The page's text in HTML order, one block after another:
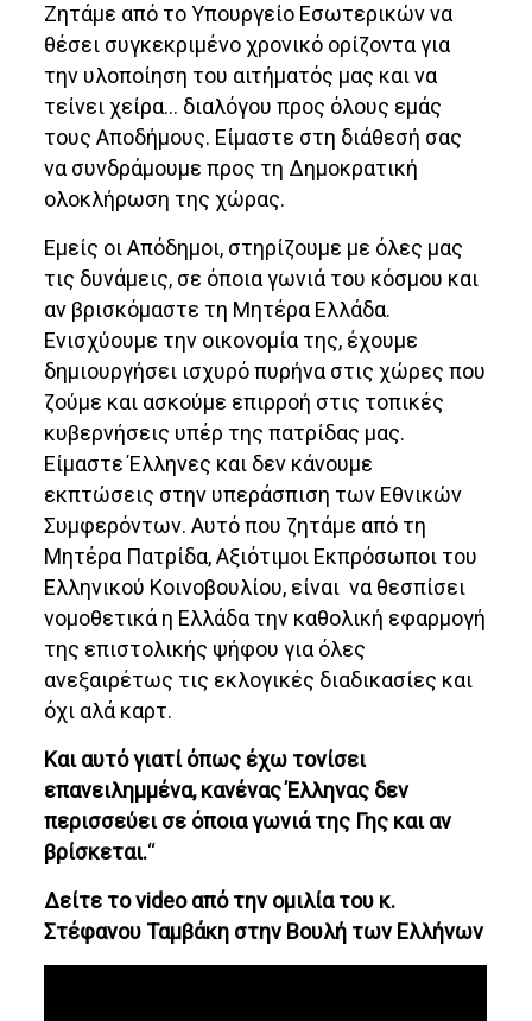
Ζητάμε από το Υπουργείο Εσωτερικών να
θέσει συγκεκριμένο χρονικό ορίζοντα για
την υλοποίηση του αιτήματός μας και να
τείνει χείρα… διαλόγου προς όλους εμάς
τους Αποδήμους. Είμαστε στη διάθεσή σας
να συνδράμουμε προς τη Δημοκρατική
ολοκλήρωση της χώρας.
Εμείς οι Απόδημοι, στηρίζουμε με όλες μας
τις δυνάμεις, σε όποια γωνιά του κόσμου και
αν βρισκόμαστε τη Μητέρα Ελλάδα.
Ενισχύουμε την οικονομία της, έχουμε
δημιουργήσει ισχυρό πυρήνα στις χώρες που
ζούμε και ασκούμε επιρροή στις τοπικές
κυβερνήσεις υπέρ της πατρίδας μας.
Είμαστε Έλληνες και δεν κάνουμε
εκπτώσεις στην υπεράσπιση των Εθνικών
Συμφερόντων. Αυτό που ζητάμε από τη
Μητέρα Πατρίδα, Αξιότιμοι Εκπρόσωποι του
Ελληνικού Κοινοβουλίου, είναι να θεσπίσει
νομοθετικά η Ελλάδα την καθολική εφαρμογή
της επιστολικής ψήφου για όλες
ανεξαιρέτως τις εκλογικές διαδικασίες και
όχι αλά καρτ.
Και αυτό γιατί όπως έχω τονίσει
επανειλημμένα, κανένας Έλληνας δεν
περισσεύει σε όποια γωνιά της Γης και αν
βρίσκεται.“
Δείτε το video από την ομιλία του κ.
Στέφανου Ταμβάκη στην Βουλή των Ελλήνων